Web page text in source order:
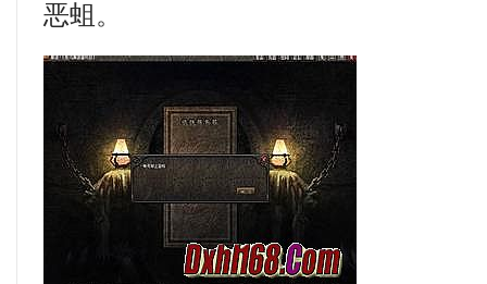
恶蛆。